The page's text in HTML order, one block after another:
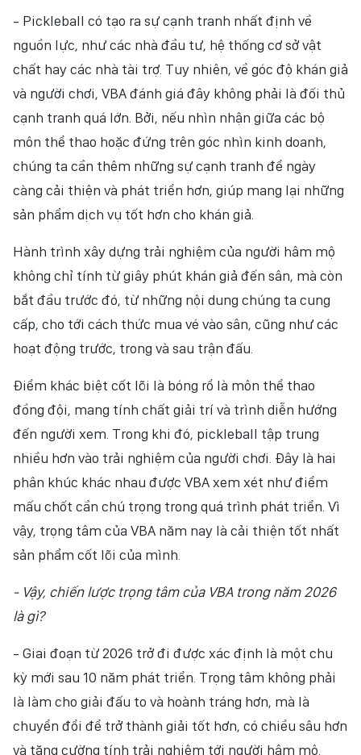
- Pickleball có tạo ra sự cạnh tranh nhất định về
nguồn lực, như các nhà đầu tư, hệ thống cơ sở vật
chất hay các nhà tài trợ. Tuy nhiên, về góc độ khán giả
và người chơi, VBA đánh giá đây không phải là đối thủ
cạnh tranh quá lớn. Bởi, nếu nhìn nhận giữa các bộ
môn thể thao hoặc đứng trên góc nhìn kinh doanh,
chúng ta cần thêm những sự cạnh tranh để ngày
càng cải thiện và phát triển hơn, giúp mang lại những
sản phẩm dịch vụ tốt hơn cho khán giả.
Hành trình xây dựng trải nghiệm của người hâm mộ
không chỉ tính từ giây phút khán giả đến sân, mà còn
bắt đầu trước đó, từ những nội dung chúng ta cung
cấp, cho tới cách thức mua vé vào sân, cũng như các
hoạt động trước, trong và sau trận đấu.
Điểm khác biệt cốt lõi là bóng rổ là môn thể thao
đồng đội, mang tính chất giải trí và trình diễn hướng
đến người xem. Trong khi đó, pickleball tập trung
nhiều hơn vào trải nghiệm của người chơi. Đây là hai
phân khúc khác nhau được VBA xem xét như điểm
mấu chốt cần chú trọng trong quá trình phát triển. Vì
vậy, trọng tâm của VBA năm nay là cải thiện tốt nhất
sản phẩm cốt lõi của mình.
- Vậy, chiến lược trọng tâm của VBA trong năm 2026
là gì?
- Giai đoạn từ 2026 trở đi được xác định là một chu
kỳ mới sau 10 năm phát triển. Trọng tâm không phải
là làm cho giải đấu to và hoành tráng hơn, mà là
chuyển đổi để trở thành giải tốt hơn, có chiều sâu hơn
và tăng cường tính trải nghiệm tới người hâm mộ.